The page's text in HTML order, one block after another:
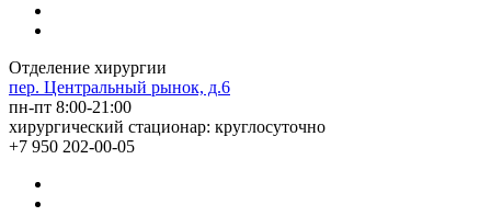
Отделение хирургии
пер. Центральный рынок, д.6
пн-пт 8:00-21:00
хирургический стационар: круглосуточно
+7 950 202-00-05